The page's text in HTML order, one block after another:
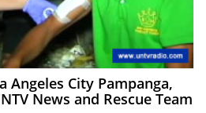
Angeles City Pampanga,
News and Rescue Team